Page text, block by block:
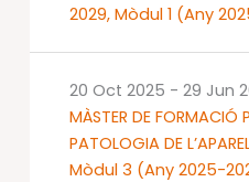
2029, Mòdul 1 (Any
MÀSTER DE FORMACIÓ
PATOLOGIA DE
Mòdul 3 (Any 2025-
20 Oct 2025 - 29 Jun